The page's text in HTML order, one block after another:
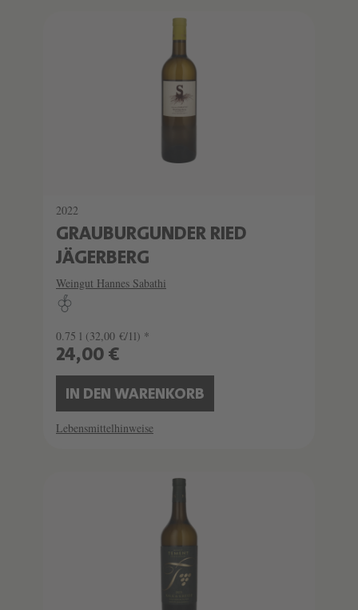
2022
GRAUBURGUNDER RIED
JÄGERBERG
Weingut Hannes Sabathi
0.75 l (32,00 €/1l) *
24,00 €
IN DEN WARENKORB
Lebensmittelhinweise